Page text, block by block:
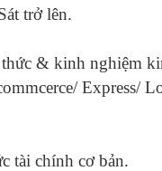
trở lên.
& kinh nghiệm
Express/
tài chính cơ bản.